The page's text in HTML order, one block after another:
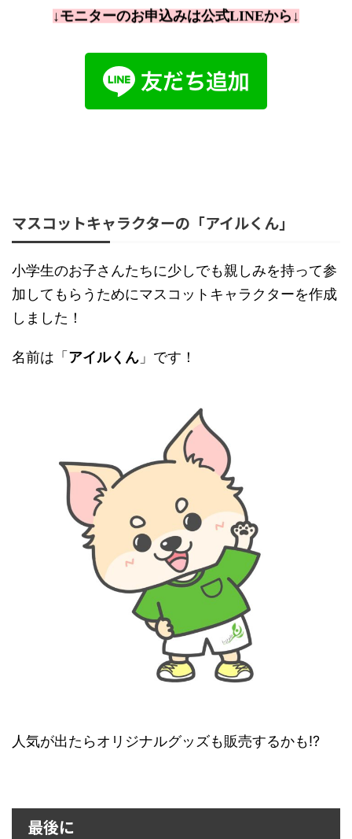
↓モニターのお申込みは公式LINEから↓
マスコットキャラクターの「アイルくん」
小学生のお子さんたちに少しでも親しみを持って参
加してもらうためにマスコットキャラクターを作成
しました！
名前は「 アイルくん 」です！
人気が出たらオリジナルグッズも販売するかも⁉
最後に